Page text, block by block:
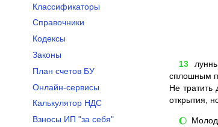
13
сплошным
Не
открытия,
🌔
Классификаторы
Справочники
Кодексы
Законы
План счетов БУ
Онлайн-сервисы
Калькулятор НДС
Взносы ИП "за себя"